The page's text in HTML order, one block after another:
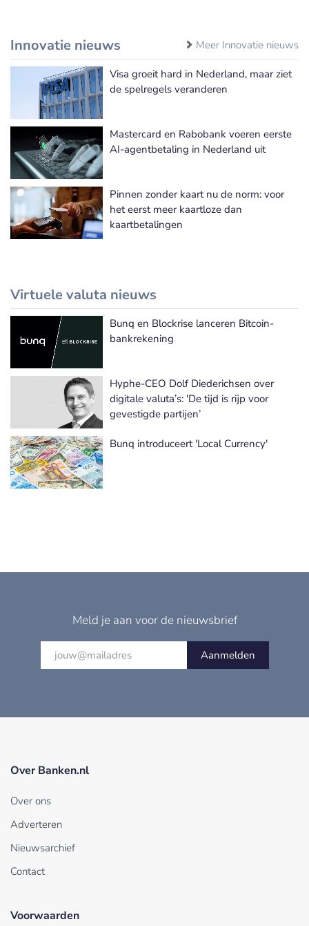
Innovatie nieuws Meer Innovatie nieuws
Visa groeit hard in Nederland, maar ziet
de spelregels veranderen
Mastercard en Rabobank voeren eerste
AI-agentbetaling in Nederland uit
Pinnen zonder kaart nu de norm: voor
het eerst meer kaartloze dan
kaartbetalingen
Virtuele valuta nieuws
Meer Virtuele valuta nieuws
Bunq en Blockrise lanceren Bitcoin-
bankrekening
Hyphe-CEO Dolf Diederichsen over
digitale valuta’s: 'De tijd is rijp voor
gevestigde partijen’
Bunq introduceert 'Local Currency'
Meld je aan voor de nieuwsbrief
Aanmelden
Over Banken.nl
Over ons
Adverteren
Nieuwsarchief
Contact
Voorwaarden